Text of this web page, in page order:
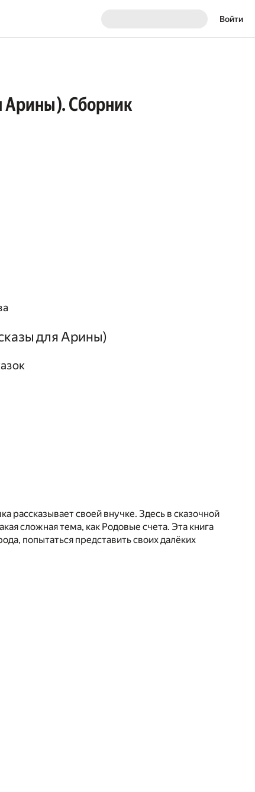
Войти
Арины). Сборник
для Арины)
рассказывает своей внучке. Здесь в сказочной
сложная тема, как Родовые счета. Эта книга
попытаться представить своих далёких